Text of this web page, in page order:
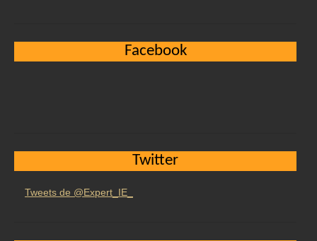
Facebook
Twitter
Tweets de @Expert_IE_